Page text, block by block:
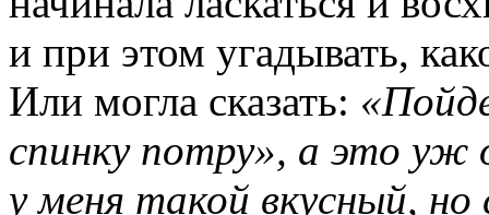
и при этом угадывать,
Или могла сказать:
спинку потру», а это
у меня такой вкусный, но